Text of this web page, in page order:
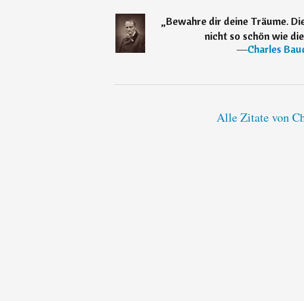
„Bewahre dir deine Träume.
nicht so schön wie
―Charles
Alle Zitate von